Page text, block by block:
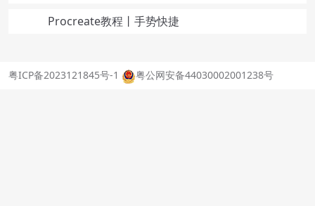
Procreate教程丨手势快捷
粤ICP备2023121845号-1 粤公网安备44030002001238号